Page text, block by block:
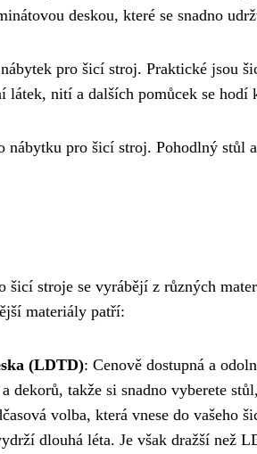
deskou, které se snadno
pro šicí stroj. Praktické jsou
látek, nití a dalších pomůcek se hodí
nábytku pro šicí stroj. Pohodlný stůl
šicí stroje se vyrábějí z různých
materiály patří:
(LDTD): Cenově dostupná a
dekorů, takže si snadno vyberete
volba, která vnese do
dlouhá léta. Je však dražší než